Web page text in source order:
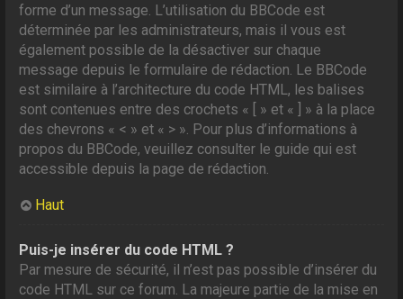
forme d’un message. L’utilisation du BBCode est
déterminée par les administrateurs, mais il vous est
également possible de la désactiver sur chaque
message depuis le formulaire de rédaction. Le BBCode
est similaire à l’architecture du code HTML, les balises
sont contenues entre des crochets « [ » et « ] » à la place
des chevrons « < » et « > ». Pour plus d’informations à
propos du BBCode, veuillez consulter le guide qui est
accessible depuis la page de rédaction.
Haut
Puis-je insérer du code HTML ?
Par mesure de sécurité, il n’est pas possible d’insérer du
code HTML sur ce forum. La majeure partie de la mise en